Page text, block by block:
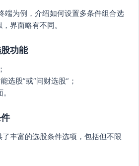
端为例，介绍如何设置多条件组合选
界面略有不同。
功能
选股”或“问财选股”；
丰富的选股条件选项，包括但不限